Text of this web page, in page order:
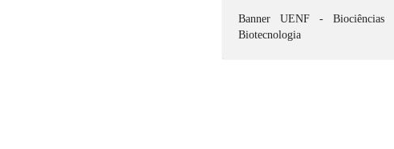
Banner UENF - Biociências
Biotecnologia